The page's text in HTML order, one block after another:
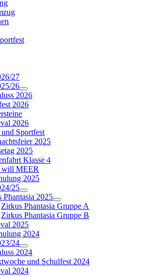
27
26
2026
2026
2026
Sportfest
2025
2025
Klasse 4
will MEER
2025
25
Phantasia 2025
Zirkus Phantasia Gruppe A
Zirkus Phantasia Gruppe B
2025
2024
24
2024
und Schulfest 2024
2024